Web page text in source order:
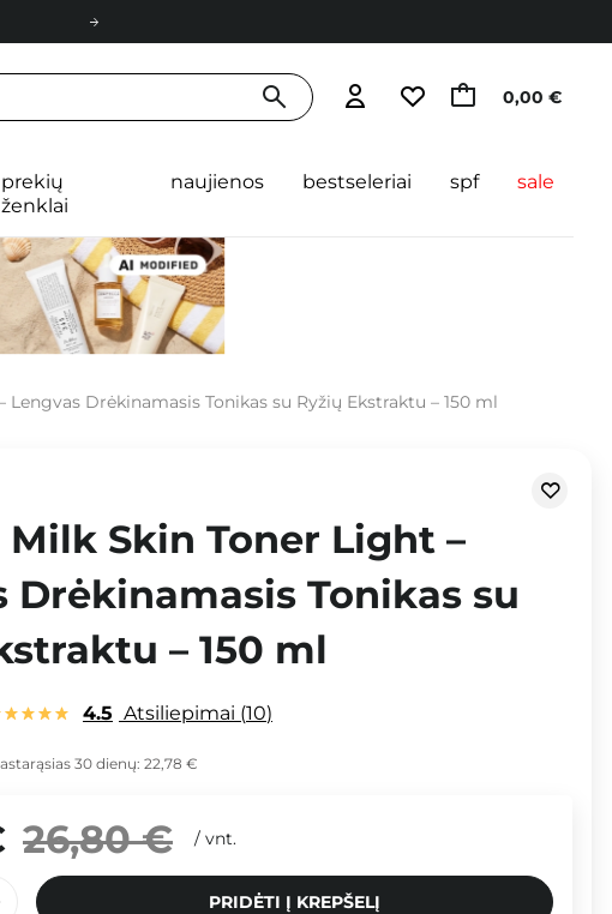
0,00 €
prekių
ženklai
naujienos bestseleriai spf sale
Lengvas Drėkinamasis Tonikas su Ryžių Ekstraktu – 150 ml
Milk Skin Toner Light –
Drėkinamasis Tonikas su
– 150 ml
4.5 Atsiliepimai 10
30 dienų: 22,78 €
26,80 € / vnt.
PRIDĖTI Į KREPŠELĮ